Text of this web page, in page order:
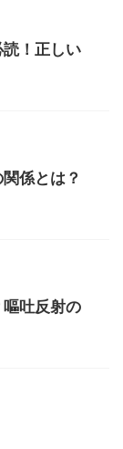
！正しい
係とは？
吐反射の